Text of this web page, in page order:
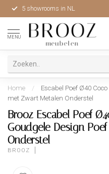
5 showrooms in NL
MENU
Home /
Escabel Poef Ø40
met Zwart Metalen Onderstel
Brooz Escabel Poef
Goudgele Design
Onderstel
BROOZ